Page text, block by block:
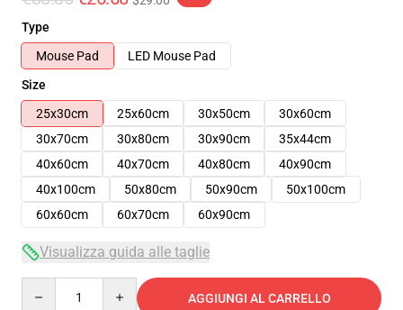
Type
Mouse Pad
LED Mouse Pad
Size
25x30cm
25x60cm 30x50cm
30x60cm
30x70cm
30x80cm 30x90cm
35x44cm
40x60cm
40x70cm 40x80cm
40x90cm
40x100cm
50x80cm 50x90cm
50x100cm
60x60cm
60x70cm 60x90cm
Visualizza guida alle taglie
AGGIUNGI AL CARRELLO